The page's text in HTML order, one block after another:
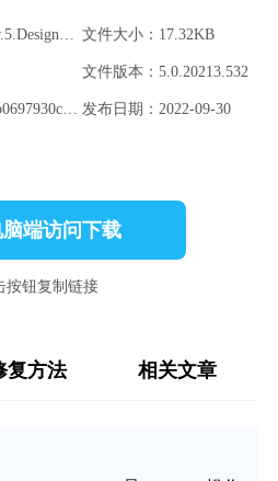
文件名称：C1.Win.GanttView.5.Design.Server.17.0.dll 文件大小：17.32KB
文件版本：5.0.20213.532
文件MD5：23554f8ee8627a9b0697930c9cfbbed4 发布日期：2022-09-30
端访问下载
按钮复制链接
复方法 相关文章